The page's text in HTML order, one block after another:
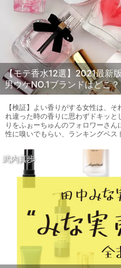
【モテ香水12選】2021最新
男ウケNO.1ブランドはどこ？
【検証】よい香りがする女性は、
れ違った時の香りに思わずドキッ
りをふぉーちゅんのフォロワーさ
性に嗅いでもらい、ランキングベス
武内真歩